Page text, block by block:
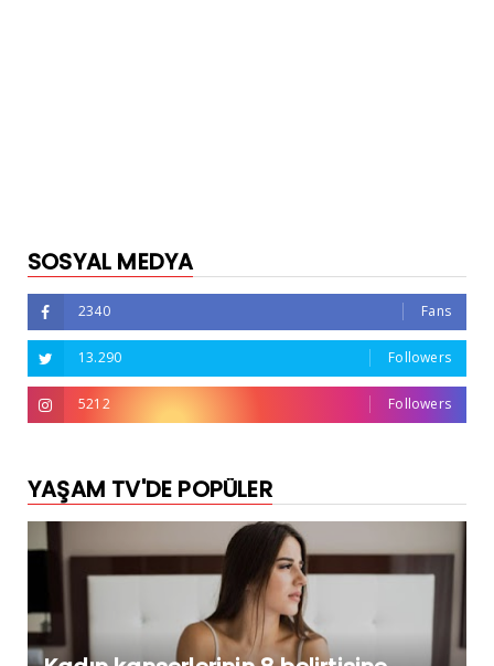
SOSYAL MEDYA
2340 Fans
13.290 Followers
5212 Followers
YAŞAM TV'DE POPÜLER